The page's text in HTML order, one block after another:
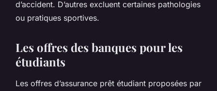
d’accident. D’autres excluent certaines pathologies
ou pratiques sportives.
Les offres des banques pour les
étudiants
Les offres d’assurance prêt étudiant proposées par